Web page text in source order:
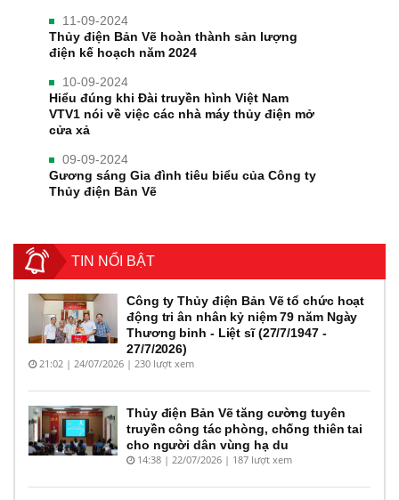
11-09-2024
Thủy điện Bản Vẽ hoàn thành sản lượng
điện kế hoạch năm 2024
10-09-2024
Hiểu đúng khi Đài truyền hình Việt Nam
VTV1 nói về việc các nhà máy thủy điện mở
cửa xả
09-09-2024
Gương sáng Gia đình tiêu biểu của Công ty
Thủy điện Bản Vẽ
TIN NỔI BẬT
Công ty Thủy điện Bản Vẽ tổ chức hoạt
động tri ân nhân kỷ niệm 79 năm Ngày
Thương binh - Liệt sĩ (27/7/1947 -
27/7/2026)
21:02 | 24/07/2026 | 230 lượt xem
Thủy điện Bản Vẽ tăng cường tuyên
truyền công tác phòng, chống thiên tai
cho người dân vùng hạ du
14:38 | 22/07/2026 | 187 lượt xem